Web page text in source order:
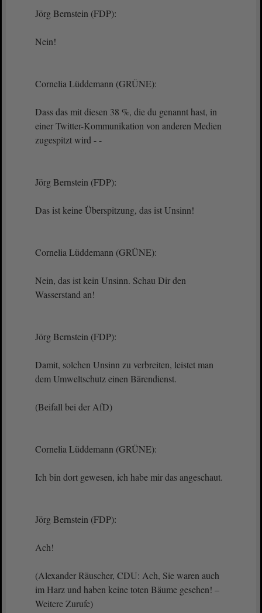
Jörg Bernstein (FDP):
Nein!
Cornelia Lüddemann (GRÜNE):
Dass das mit diesen 38 %, die du genannt hast, in
einer Twitter-Kommunikation von anderen Medien
zugespitzt wird - -
Jörg Bernstein (FDP):
Das ist keine Überspitzung, das ist Unsinn!
Cornelia Lüddemann (GRÜNE):
Nein, das ist kein Unsinn. Schau Dir den
Wasserstand an!
Jörg Bernstein (FDP):
Damit, solchen Unsinn zu verbreiten, leistet man
dem Umweltschutz einen Bärendienst.
(Beifall bei der AfD)
Cornelia Lüddemann (GRÜNE):
Ich bin dort gewesen, ich habe mir das angeschaut.
Jörg Bernstein (FDP):
Ach!
(Alexander Räuscher, CDU: Ach, Sie waren auch
im Harz und haben keine toten Bäume gesehen! –
Weitere Zurufe)